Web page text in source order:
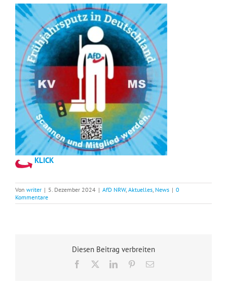
KLICK
Von writer | 5. Dezember 2024 | AfD NRW, Aktuelles News | 0
Kommentare
Diesen Beitrag verbreiten
Facebook LinkedInPinterest
E-